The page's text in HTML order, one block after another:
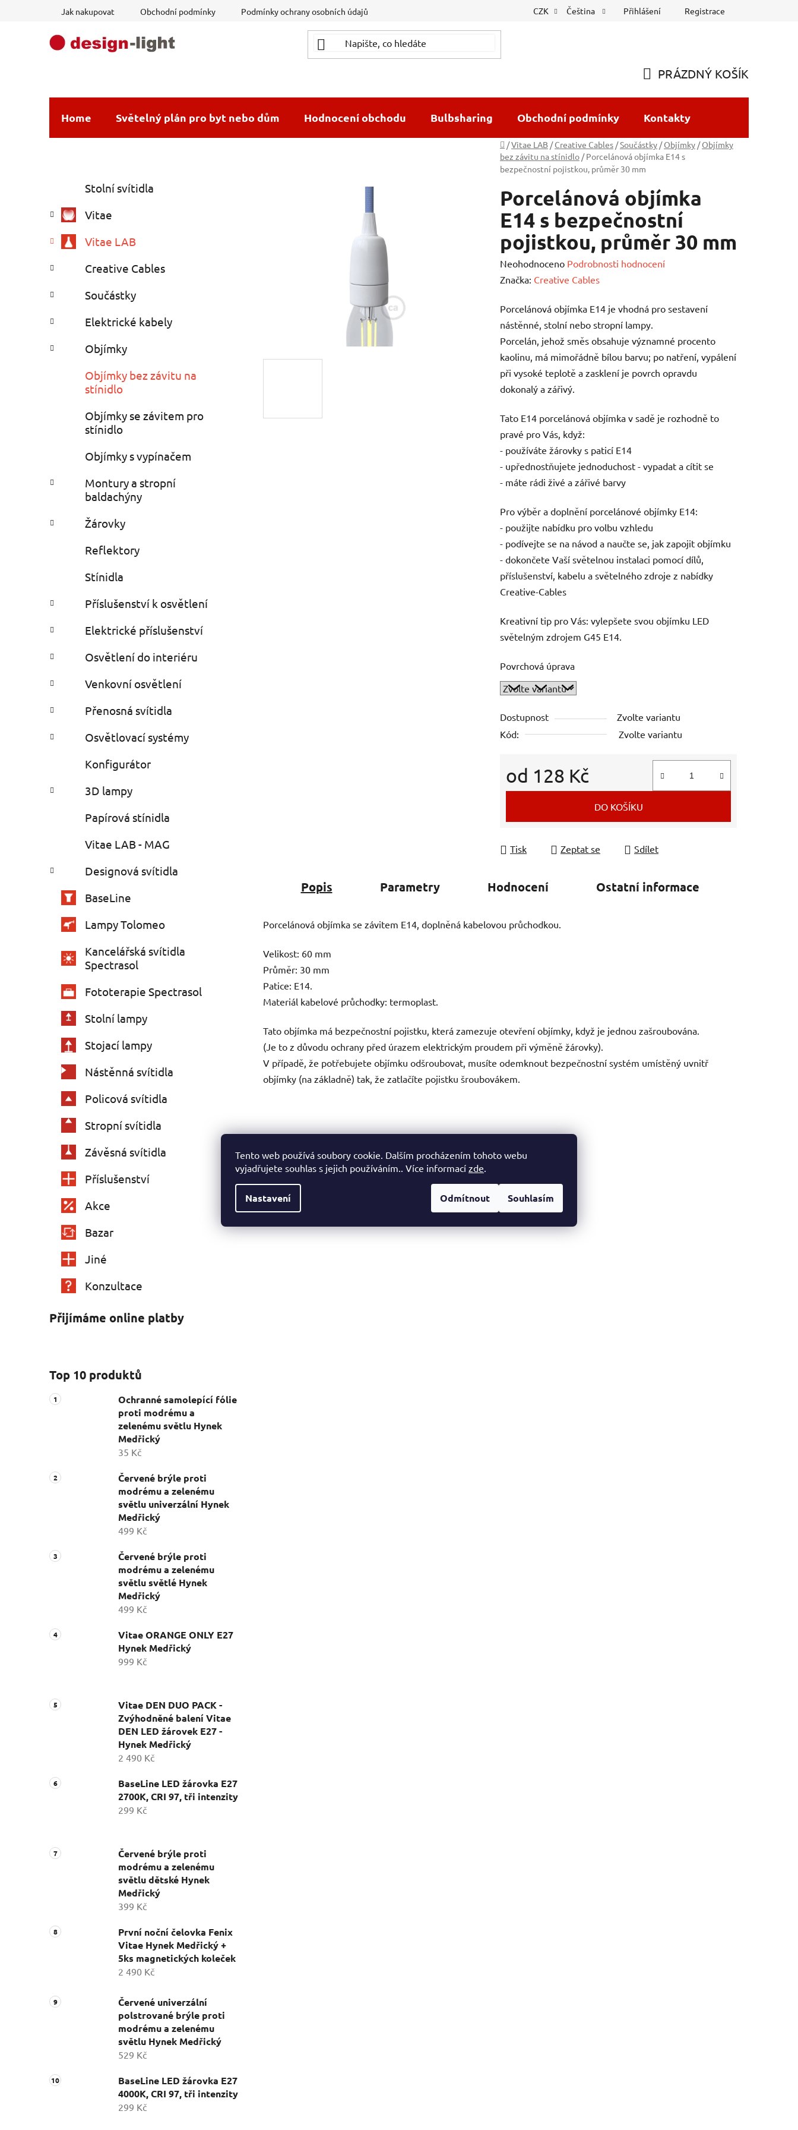
Tento web používá soubory cookie. Dalším procházením tohoto webu
vyjadřujete souhlas s jejich používáním.. Více informací zde.
Nastavení Odmítnout Souhlasím
Jak nakupovat Obchodní podmínky Podmínky ochrany osobních údajů CZK Čeština Přihlášení Registrace
KOŠÍK
PRÁZDNÝ KOŠÍK
Home Světelný plán pro byt nebo dům Hodnocení obchodu Bulbsharing Obchodní podmínky Kontakty
Domů
/Vitae LAB / Creative Cables /Součástky / Objímky / Objímky
bez závitu na stínidlo / Porcelánová objímka E14 s
bezpečnostní pojistkou, průměr 30 mm
s
r
n
n
p
n
kategorie
e
o
i
Stolní svítidla
Vitae
Vitae LAB
Creative Cables
Součástky
Elektrické kabely
Objímky
Objímky bez závitu na
stínidlo
Objímky se závitem pro
stínidlo
Objímky s vypínačem
Montury a stropní
baldachýny
Žárovky
Reflektory
Stínidla
Příslušenství k osvětlení
Elektrické příslušenství
Osvětlení do interiéru
Venkovní osvětlení
Přenosná svítidla
Osvětlovací systémy
Konfigurátor
3D lampy
Papírová stínidla
Vitae LAB - MAG
Designová svítidla
BaseLine
Lampy Tolomeo
Kancelářská svítidla
Spectrasol
Fototerapie Spectrasol
Stolní lampy
Stojací lampy
Nástěnná svítidla
Policová svítidla
Stropní svítidla
Závěsná svítidla
Příslušenství
Akce
Bazar
Jiné
Konzultace
Přijímáme online platby
Top 10 produktů
Ochranné samolepící fólie
proti modrému a
zelenému světlu Hynek
Medřický
35 Kč
Červené brýle proti
modrému a zelenému
světlu univerzální Hynek
Medřický
499 Kč
Červené brýle proti
modrému a zelenému
světlu světlé Hynek
Medřický
499 Kč
Vitae ORANGE ONLY E27
Hynek Medřický
999 Kč
Vitae DEN DUO PACK -
Zvýhodněné balení Vitae
DEN LED žárovek E27 -
Hynek Medřický
2 490 Kč
BaseLine LED žárovka E27
2700K, CRI 97, tři intenzity
299 Kč
Červené brýle proti
modrému a zelenému
světlu dětské Hynek
Medřický
399 Kč
První noční čelovka Fenix
Vitae Hynek Medřický +
5ks magnetických koleček
2 490 Kč
Červené univerzální
polstrované brýle proti
modrému a zelenému
světlu Hynek Medřický
529 Kč
BaseLine LED žárovka E27
4000K, CRI 97, tři intenzity
299 Kč
Porcelánová objímka
E14 s bezpečnostní
pojistkou, průměr 30 mm
Průměrné
hodnocení
je
0,0
z
5
hvězdiček.
Neohodnoceno Podrobnosti hodnocení
Značka: Creative Cables
Porcelánová objímka E14 je vhodná pro sestavení
nástěnné, stolní nebo stropní lampy.
Porcelán, jehož směs obsahuje významné procento
kaolinu, má mimořádně bílou barvu; po natření, vypálení
při vysoké teplotě a zasklení je povrch opravdu
dokonalý a zářivý.
Tato E14 porcelánová objímka v sadě je rozhodně to
pravé pro Vás, když:
- používáte žárovky s paticí E14
- upřednostňujete jednoduchost - vypadat a cítit se
- máte rádi živé a zářivé barvy
Pro výběr a doplnění porcelánové objímky E14:
- použijte nabídku pro volbu vzhledu
- podívejte se na návod a naučte se, jak zapojit objímku
- dokončete Vaší světelnou instalaci pomocí dílů,
příslušenství, kabelu a světelného zdroje z nabídky
Creative-Cables
Kreativní tip pro Vás: vylepšete svou objímku LED
světelným zdrojem G45 E14.
Povrchová úprava
Dostupnost
Zvolte variantu
Kód:
Zvolte variantu
od 128 Kč
Měrná cena:
DO KOŠÍKU
Tisk Zeptat se Sdílet
Popis Parametry Hodnocení Ostatní informace
Porcelánová objímka se závitem E14, doplněná kabelovou průchodkou.
Velikost: 60 mm
Průměr: 30 mm
Patice: E14.
Materiál kabelové průchodky: termoplast.
Tato objímka má bezpečnostní pojistku, která zamezuje otevření objímky, když je jednou zašroubována.
(Je to z důvodu ochrany před úrazem elektrickým proudem při výměně žárovky).
V případě, že potřebujete objímku odšroubovat, musíte odemknout bezpečnostní systém umístěný uvnitř
objímky (na základně) tak, že zatlačíte pojistku šroubovákem.